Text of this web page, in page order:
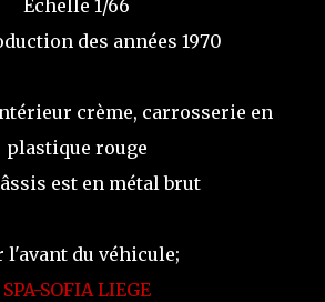
Echelle 1/66
des années 1970
crème, carrosserie en
plastique rouge
est en métal brut
l'avant du véhicule;
SPA-SOFIA LIEGE